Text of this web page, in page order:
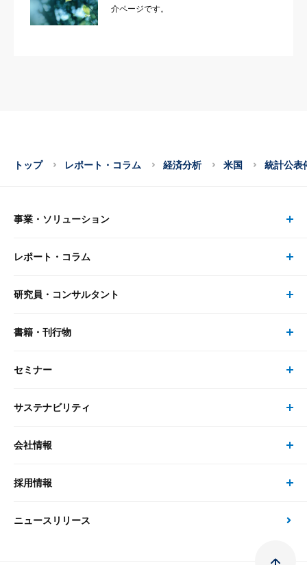
介ページです。
トップ レポート・コラム 経済分析 米国 統計公表
事業・ソリューション
事業・ソリューション トップ
リサーチ
大和総研の強み
先端テクノロジーに基づく新たな価値の創出
レポート・コラム
レポート・コラム トップ
最新のレポート・コラム
政策分析
研究員・コンサルタント
研究員・コンサルタント トップ
研究員
書籍・刊行物
書籍・刊行物 トップ
書籍
セミナー
セミナー トップ
現在受付中のセミナー・イベント
サステナビリティ
サステナビリティの取り組み
次世代社会への貢献
会社情報
会社情報 トップ
会社概要・役員一覧
採用情報
採用情報 トップ
ニュースリリース